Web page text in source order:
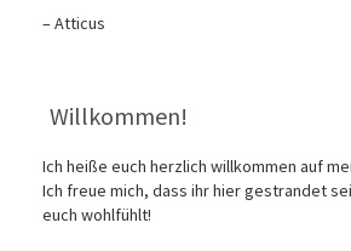
– Atticus
Willkommen!
Ich heiße euch herzlich willkommen auf
Ich freue mich, dass ihr hier gestrandet
euch wohlfühlt!